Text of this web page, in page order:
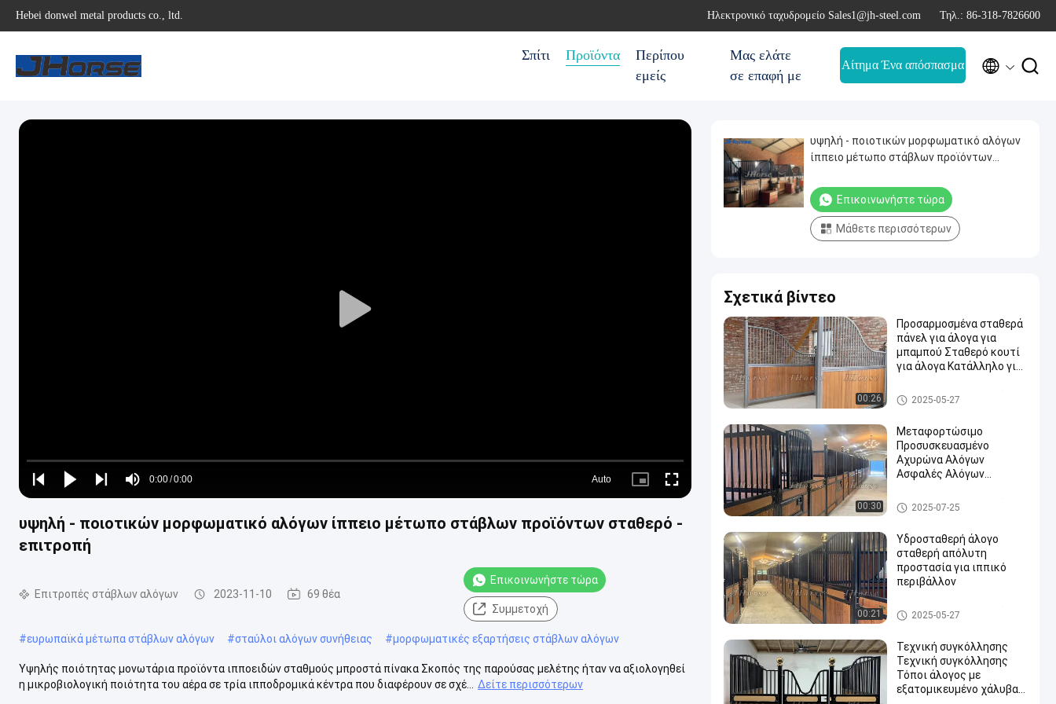
Hebei donwel metal products co., ltd. Ηλεκτρονικό ταχυδρομείο Sales1@jh-steel.com Τηλ.: 86-318-7826600
Σπίτι Προϊόντα
Περίπου
εμείς
Μας ελάτε
σε επαφή με
Αίτημα Ένα απόσπασμα  
Play
Play
Play
Play
Mute
Time
0:00/0:00
Loaded:
0%
Auto
Picture- Fullscreen
υψηλή - ποιοτικών μορφωματικό αλόγων ίππειο μέτωπο στάβλων προϊόντων σταθερό -
επιτροπή
Επιτροπές στάβλων αλόγων 2023-11-10 69 θέα
Επικοινωνήστε τώρα
Συμμετοχή
#ευρωπαϊκά μέτωπα στάβλων αλόγων #σταύλοι αλόγων συνήθειας #μορφωματικές εξαρτήσεις στάβλων αλόγων
Υψηλής ποιότητας μονωτάρια προϊόντα ιπποειδών σταθμούς μπροστά πίνακα Σκοπός της παρούσας μελέτης ήταν να αξιολογηθεί
η μικροβιολογική ποιότητα του αέρα σε τρία ιπποδρομικά κέντρα που διαφέρουν σε σχέ...
Δείτε περισσότερων
υψηλή - ποιοτικών μορφωματικό αλόγων
ίππειο μέτωπο στάβλων προϊόντων
Επικοινωνήστε τώρα
Μάθετε περισσότερων
Σχετικά βίντεο
00:26
Προσαρμοσμένα σταθερά
πάνελ για άλογα για
μπαμπού Σταθερό κουτί
για άλογα Κατάλληλο για
μέγεθος πόρτας
Επιτροπές στάβλων αλόγων
2025-05-27
00:30
Μεταφορτώσιμο
Προσυσκευασμένο
Αχυρώνα Αλόγων
Ασφαλές Αλόγων
Αλόγων Σταθμός
Μπροστά κουτιά με ξύλα
Επιτροπές στάβλων αλόγων
2025-07-25
00:21
Υδροσταθερή άλογο
σταθερή απόλυτη
προστασία για ιππικό
περιβάλλον
Επιτροπές στάβλων αλόγων
2025-05-27
Τεχνική συγκόλλησης
Τεχνική συγκόλλησης
Τόποι άλογος με
εξατομικευμένο χάλυβα